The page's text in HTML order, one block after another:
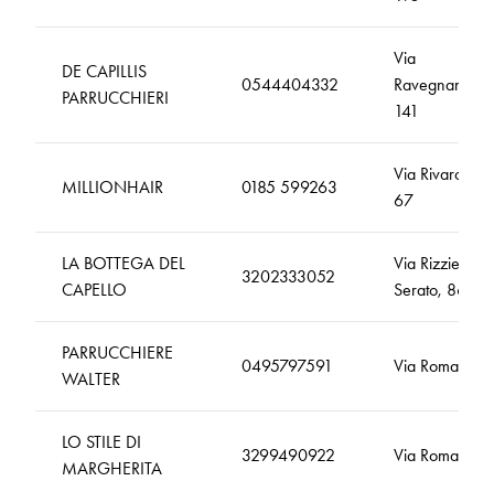
DE CAPILLIS
PARRUCCHIERI
0544404332
Via
Ravegnana,
141
MILLIONHAIR 0185 599263
Via Rivarola,
67
LA BOTTEGA DEL
CAPELLO
3202333052
Via Rizzieri
Serato, 86
PARRUCCHIERE
WALTER
0495797591 Via Roma 35
LO STILE DI
MARGHERITA
3299490922 Via Roma, 141